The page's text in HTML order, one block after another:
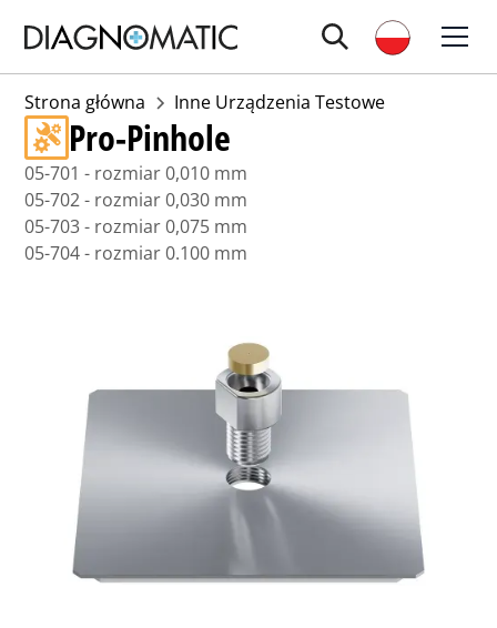
Strona główna Inne Urządzenia Testowe
Pro-Pinhole
05-701 - rozmiar 0,010 mm
05-702 - rozmiar 0,030 mm
05-703 - rozmiar 0,075 mm
05-704 - rozmiar 0.100 mm